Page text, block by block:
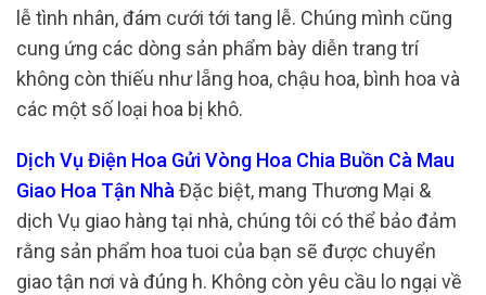
lễ tình nhân, đám cưới tới tang lễ. Chúng mình cũng
cung ứng các dòng sản phẩm bày diễn trang trí
không còn thiếu như lẵng hoa, chậu hoa, bình hoa và
các một số loại hoa bị khô.
Dịch Vụ Điện Hoa Gửi Vòng Hoa Chia Buồn Cà Mau
Giao Hoa Tận Nhà Đặc biệt, mang Thương Mại &
dịch Vụ giao hàng tại nhà, chúng tôi có thể bảo đảm
rằng sản phẩm hoa tuoi của bạn sẽ được chuyển
giao tận nơi và đúng h. Không còn yêu cầu lo ngại về